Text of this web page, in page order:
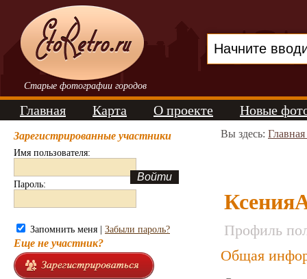
Старые фотографии городов
Главная Карта О проекте Новые
Зарегистрированные участники
Имя пользователя:
Пароль:
Запомнить меня | Забыли пароль?
Еще не участник?
Вы здесь:
Профиль
Общая